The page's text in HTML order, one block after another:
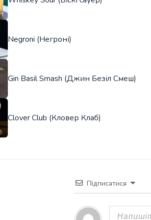
Negroni (Негроні)
Gin Basil Smash (Джин Безіл Смеш)
Clover Club (Кловер Клаб)
Підписатися